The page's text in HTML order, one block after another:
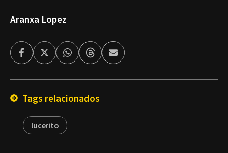
Aranxa Lopez
FacebookTwitterWhatsappThreadsEnviar
por
Tags relacionados
lucerito